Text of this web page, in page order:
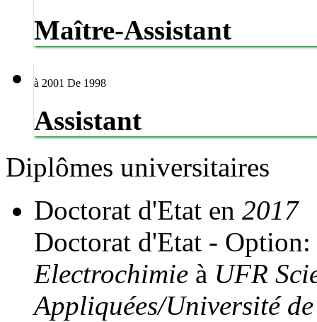
Maître-Assistant
à 2001 De 1998
Assistant
Diplômes universitaires
Doctorat d'Etat en 2017
Doctorat d'Etat - Option:
Electrochimie à UFR
Appliquées/Université